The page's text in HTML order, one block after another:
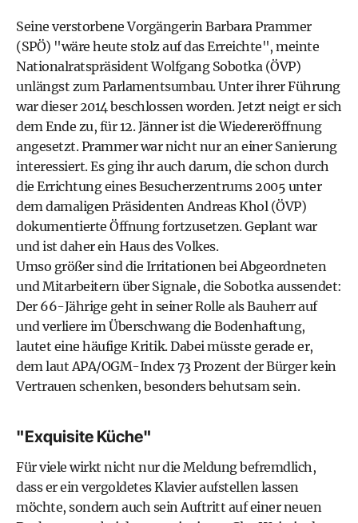
Seine verstorbene Vorgängerin Barbara Prammer
(SPÖ) "wäre heute stolz auf das Erreichte", meinte
Nationalratspräsident Wolfgang Sobotka (ÖVP)
unlängst zum Parlamentsumbau. Unter ihrer Führung
war dieser 2014 beschlossen worden. Jetzt neigt er sich
dem Ende zu, für 12. Jänner ist die Wiedereröffnung
angesetzt. Prammer war nicht nur an einer Sanierung
interessiert. Es ging ihr auch darum, die schon durch
die Errichtung eines Besucherzentrums 2005 unter
dem damaligen Präsidenten Andreas Khol (ÖVP)
dokumentierte Öffnung fortzusetzen. Geplant war
und ist daher ein Haus des Volkes.
Umso größer sind die Irritationen bei Abgeordneten
und Mitarbeitern über Signale, die Sobotka aussendet:
Der 66-Jährige geht in seiner Rolle als Bauherr auf
und verliere im Überschwang die Bodenhaftung,
lautet eine häufige Kritik. Dabei müsste gerade er,
dem laut APA/OGM-Index 73 Prozent der Bürger kein
Vertrauen schenken, besonders behutsam sein.
"Exquisite Küche"
Für viele wirkt nicht nur die Meldung befremdlich,
dass er ein vergoldetes Klavier aufstellen lassen
möchte, sondern auch sein Auftritt auf einer neuen